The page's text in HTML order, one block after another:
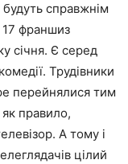
будуть справжнім
17 франшиз
січня. Є серед
Трудівники
перейнялися тим
правило,
А тому і
цілий